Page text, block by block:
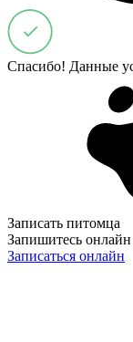
Спасибо! Данные
Записать питомца
Запишитесь онлайн
Записаться онлайн